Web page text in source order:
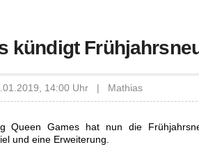
kündigt
14:00 Uhr | Mathias
Queen Games hat nun die
und eine Erweiterung.